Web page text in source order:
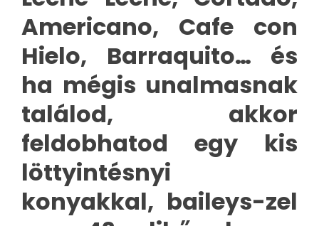
Americano, Cafe con
Hielo, Barraquito… és
ha mégis unalmasnak
találod, akkor
feldobhatod egy kis
löttyintésnyi
konyakkal, baileys-zel